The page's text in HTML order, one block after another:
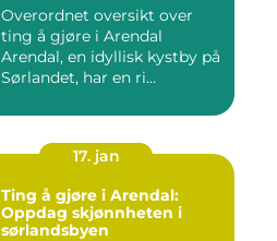
Overordnet oversikt over
ting å gjøre i Arendal
Arendal, en idyllisk kystby på
Sørlandet, har en ri...
17. jan
Ting å gjøre i Arendal:
Oppdag skjønnheten i
sørlandsbyen